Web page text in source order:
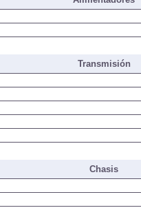
Transmisión
Chasis